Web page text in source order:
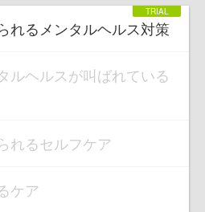
れるメンタルヘルス対策
ルヘルスが叫ばれている
れるセルフケア
ケア